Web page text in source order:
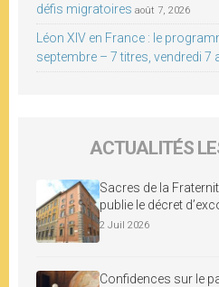
défis migratoires août 7, 2026
Léon XIV en France : le
septembre – 7 titres, vendredi 7
ACTUALITÉS
Sacres de la
publie le décret
2 Juil 2026
Confidences sur le